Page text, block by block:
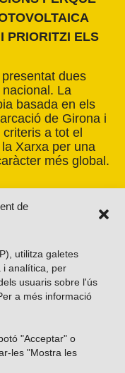
de
utilitza galetes
i analítica, per
usuaris sobre l'ús
a més informació
"Acceptar" o
les "Mostra les
PRIORITZI ELS
dues
nacional. La
basada en els
de Girona i
criteris a tot el
Xarxa per una
més global.
butlletí?